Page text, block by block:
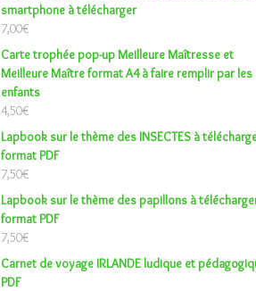
smartphone à télécharger
7,00€
Carte trophée pop-up Meilleure Maîtresse et
Meilleure Maître format A4 à faire remplir par les
enfants
4,50€
Lapbook sur le thème des INSECTES à
format PDF
7,50€
Lapbook sur le thème des papillons à
format PDF
7,50€
Carnet de voyage IRLANDE ludique et
PDF